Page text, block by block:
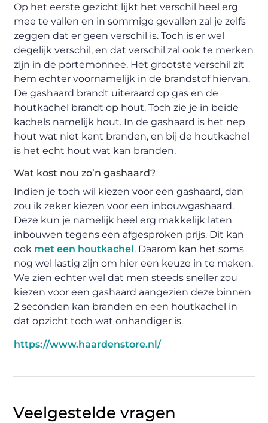
Op het eerste gezicht lijkt het verschil heel erg
mee te vallen en in sommige gevallen zal je zelfs
zeggen dat er geen verschil is. Toch is er wel
degelijk verschil, en dat verschil zal ook te merken
zijn in de portemonnee. Het grootste verschil zit
hem echter voornamelijk in de brandstof hiervan.
De gashaard brandt uiteraard op gas en de
houtkachel brandt op hout. Toch zie je in beide
kachels namelijk hout. In de gashaard is het nep
hout wat niet kant branden, en bij de houtkachel
is het echt hout wat kan branden.
Wat kost nou zo’n gashaard?
Indien je toch wil kiezen voor een gashaard, dan
zou ik zeker kiezen voor een inbouwgashaard.
Deze kun je namelijk heel erg makkelijk laten
inbouwen tegens een afgesproken prijs. Dit kan
ook met een houtkachel. Daarom kan het soms
nog wel lastig zijn om hier een keuze in te maken.
We zien echter wel dat men steeds sneller zou
kiezen voor een gashaard aangezien deze binnen
2 seconden kan branden en een houtkachel in
dat opzicht toch wat onhandiger is.
https://www.haardenstore.nl/
Veelgestelde vragen